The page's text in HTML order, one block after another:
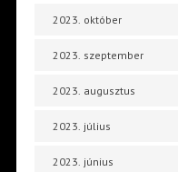
2023. október
2023. szeptember
2023. augusztus
2023. július
2023. június